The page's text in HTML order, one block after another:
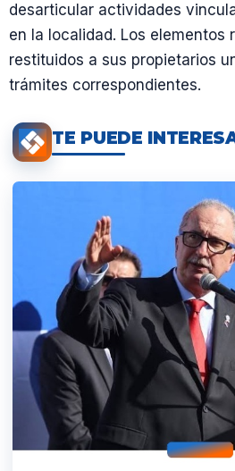
desarticular actividades
en la localidad. Los elementos
restituidos a sus propietarios
trámites correspondientes.
TE PUEDE